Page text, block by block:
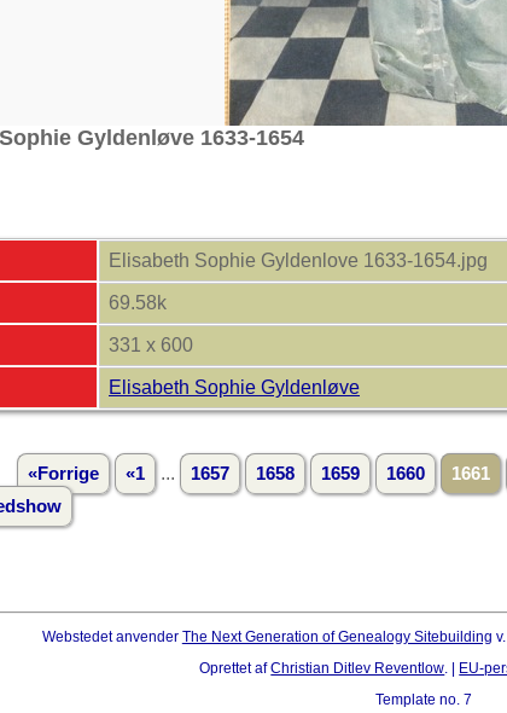
Gyldenløve 1633-1654
Elisabeth Sophie Gyldenlove 1633-1654.jpg
69.58k
331 x 600
Elisabeth Sophie Gyldenløve
«Forrige «1 ... 1657 1658 1659 1660 1661
Webstedet anvender The Next Generation of Genealogy Sitebuilding
Oprettet afChristian Ditlev Reventlow. | EU-
Template no. 7